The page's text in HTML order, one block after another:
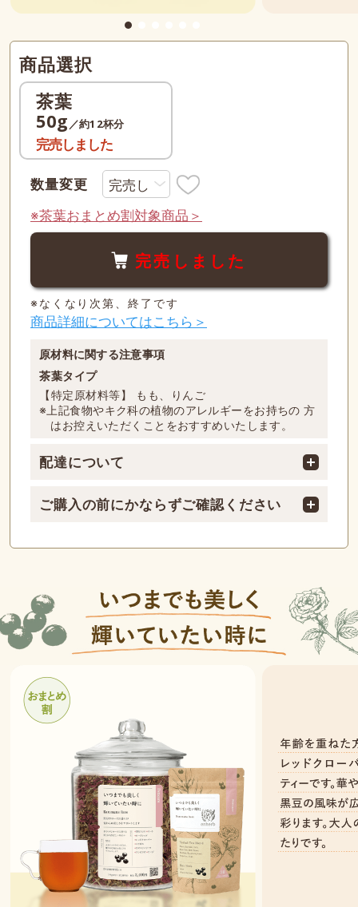
商品選択
茶葉
50g ／約12杯分
完売しました
数量変更
※茶葉おまとめ割対象商品＞
完売しました
※なくなり次第、終了です
商品詳細についてはこちら＞
原材料に関する注意事項
茶葉タイプ
【特定原材料等】 もも、りんご
※上記食物やキク科の植物のアレルギーをお持ちの 方
はお控えいただくことをおすすめいたします。
配達について
ご購入の前にかならずご確認ください